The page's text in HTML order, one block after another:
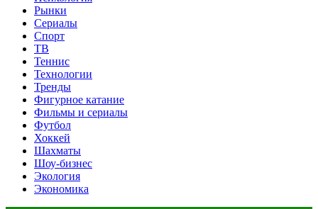
Рынки
Сериалы
Спорт
ТВ
Теннис
Технологии
Тренды
Фигурное катание
Фильмы и сериалы
Футбол
Хоккей
Шахматы
Шоу-бизнес
Экология
Экономика